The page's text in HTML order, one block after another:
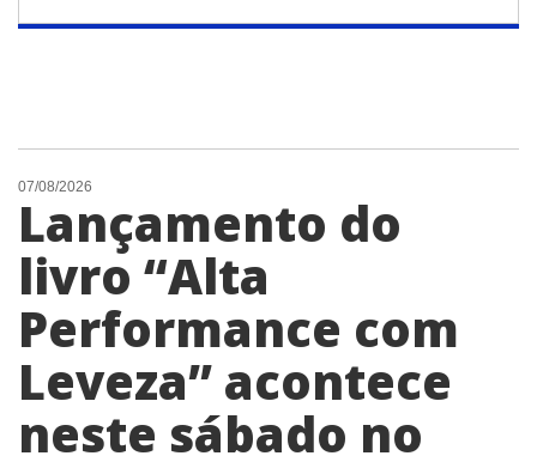
07/08/2026
Lançamento do
livro “Alta
Performance com
Leveza” acontece
neste sábado no